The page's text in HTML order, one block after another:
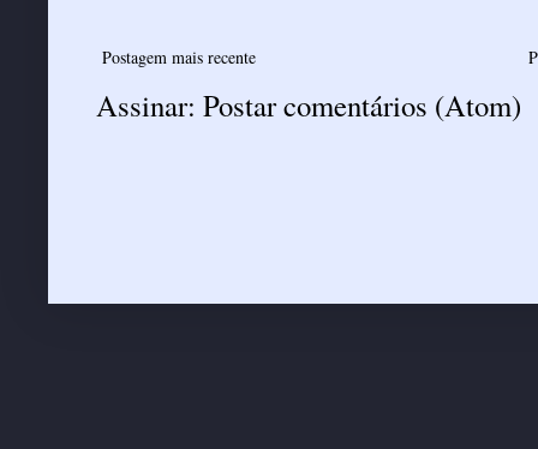
Postagem mais recente
Assinar: Postar comentários (Atom)